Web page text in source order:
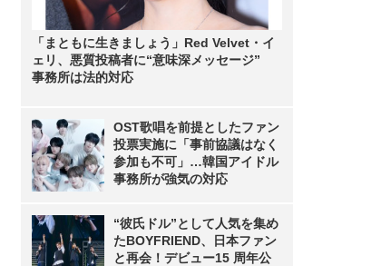
「まともに生きましょう」Red Velvet・イ
ェリ、悪質投稿者に“意味深メッセージ”
事務所は法的対応
OST歌唱を前提としたファン
投票実施に「事前協議はなく
参加も不可」…韓国アイドル
事務所が強気の対応
“彼氏ドル”として人気を集め
たBOYFRIEND、日本ファン
と再会！デビュー15 周年公